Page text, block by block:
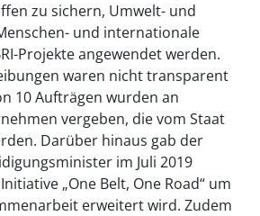
zu sichern, Umwelt- und
und internationale
Projekte angewendet werden.
waren nicht transparent
10 Aufträgen wurden an
vergeben, die vom Staat
Darüber hinaus gab der
im Juli 2019
„One Belt, One Road“ um
erweitert wird. Zudem